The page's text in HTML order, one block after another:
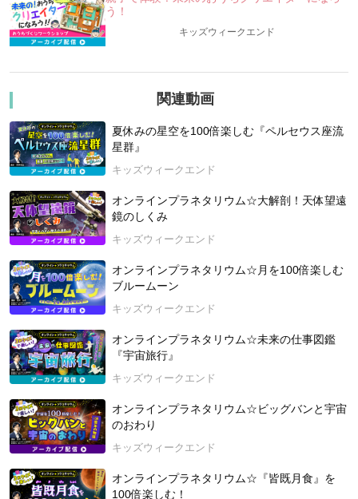
いう子どもたちの
「知的好奇心」は、子どもたちの視野を広げ、未来の可能性
を広げる物になります。
この講座を通して、子どもたちの視野・未来が少しでも広が
子どもたちが喜んで、楽しんで、幸せになる事を願って企
画・開催いたします。
【今回の講座概要】
★今日の夜空はどんな星が見られるの？！
★この星の並びは？春の星座を探そう！
★春の夜空に隠れる「さまざまな姿の銀河」たち
★質問コーナー
【講師紹介】
荒井 大作（あらい だいさく） 株式会社アストロコネク
ト 代表取締役
高校生から天文の世界に入り、高校、大学では自作プラネタ
リウム製作、天体写真撮影などを行う。
長年カメラメーカーにてレンズ設計に従事。2019年、宇宙と
人を繋いで感動を届けたいと思い「株式会社アストロコネク
ト」を起業。
2020年 / 2021年 子育て・キッズ部門優秀講座賞 受賞【主
催：ストリートアカデミー】
2021年 スクール賞グランプリ、2022年 先生部門準グランプ
リ、2023年 人気授業賞＆先生賞 入賞【主催：キッズウィー
クエンド】
う！
キッズウィークエンド
関連動画
夏休みの星空を100倍楽しむ『ペルセウス座流
星群』
キッズウィークエンド
オンラインプラネタリウム☆大解剖！天体望遠
鏡のしくみ
キッズウィークエンド
オンラインプラネタリウム☆月を100倍楽しむ
ブルームーン
キッズウィークエンド
オンラインプラネタリウム☆未来の仕事図鑑
『宇宙旅行』
キッズウィークエンド
オンラインプラネタリウム☆ビッグバンと宇宙
のおわり
キッズウィークエンド
オンラインプラネタリウム☆『皆既月食』を
100倍楽しむ！